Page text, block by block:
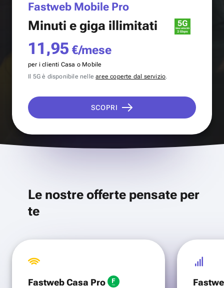
Fastweb Mobile Pro
Minuti e giga illimitati
11,95 €/mese
per i clienti Casa o Mobile
Il 5G è disponibile nellearee coperte dal servizio.
SCOPRI
Le nostre offerte pensate per
te
Fastweb Casa Pro